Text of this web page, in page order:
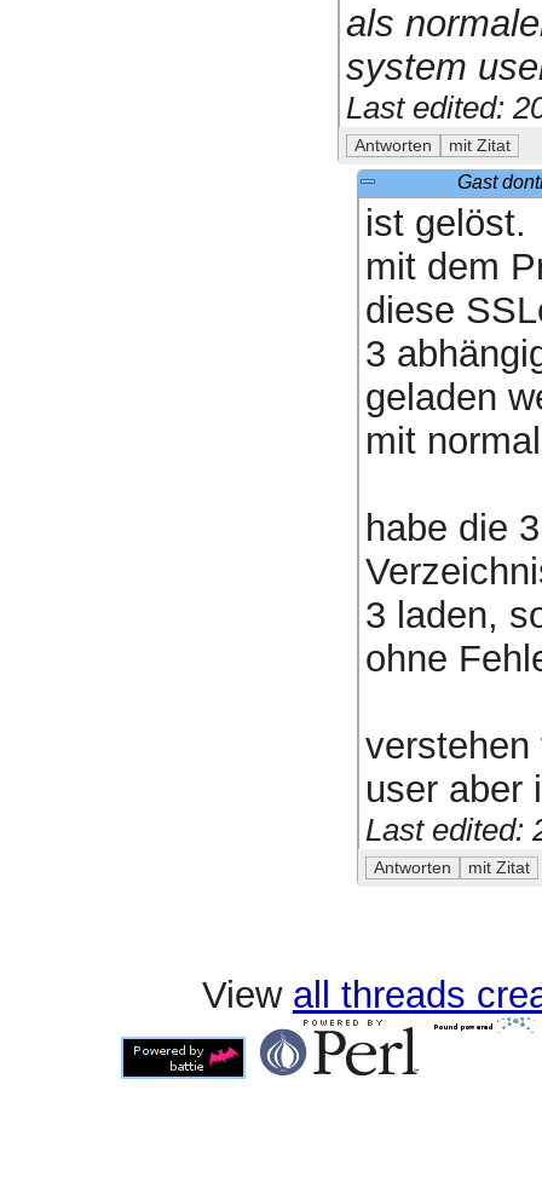
als
system
Last edited:
Gast
ist gelöst.
mit dem
diese
3
geladen
mit
habe die
3 laden,
ohne
user aber
Last edited:
View all threads